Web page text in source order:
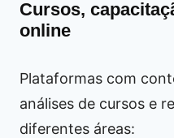
Cursos,
online
Plataformas com
análises de cursos e
diferentes áreas: